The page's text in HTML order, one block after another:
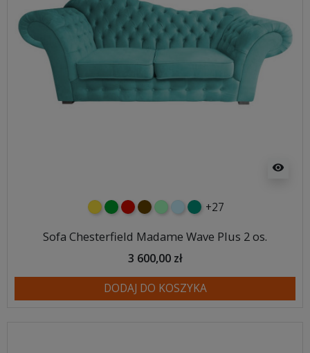
visibility
żółtyzielonyczerwony
czekoladowy
miętowybłękitny
turkusowy
+27
Sofa Chesterfield Madame Wave Plus 2 os.
3 600,00 zł
DODAJ DO KOSZYKA